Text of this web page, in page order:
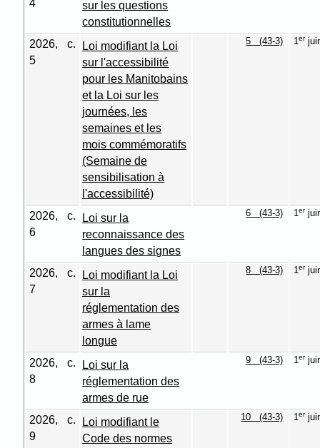
4
sur les questions
constitutionnelles
2026, c.
5
Loi modifiant la Loi
sur l'accessibilité
pour les Manitobains
et la Loi sur les
journées, les
semaines et les
mois commémoratifs
(Semaine de
sensibilisation à
l'accessibilité)
5 (43-3) 1er
2026, c.
6
Loi sur la
reconnaissance des
langues des signes
6 (43-3) 1er
2026, c.
7
Loi modifiant la Loi
sur la
réglementation des
armes à lame
longue
8 (43-3) 1er
2026, c.
8
Loi sur la
réglementation des
armes de rue
9 (43-3) 1er
2026, c.
9
Loi modifiant le
Code des normes
10 (43-3) 1er